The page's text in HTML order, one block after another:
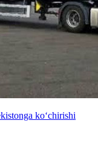
ko‘chirishi